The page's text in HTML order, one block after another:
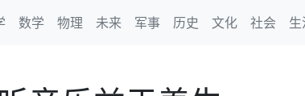
数学 物理 未来 军事 历史 文化 社会 生